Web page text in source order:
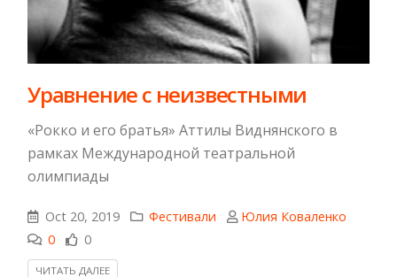
Уравнение с неизвестными
«Рокко и его братья» Аттилы Виднянского в
рамках Международной театральной
олимпиады
Oct 20, 2019 Фестивали
Юлия Коваленко
0
0
ЧИТАТЬ ДАЛЕЕ